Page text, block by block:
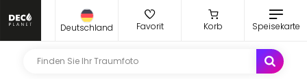
Deutschland Favorit Korb Speisekarte